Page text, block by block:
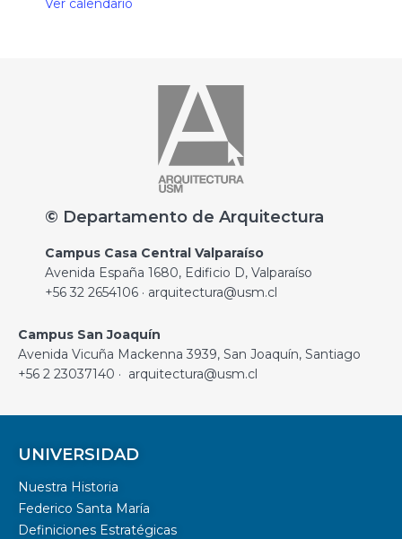
Ver calendario
© Departamento de Arquitectura
Campus Casa Central Valparaíso
Avenida España 1680, Edificio D, Valparaíso
+56 32 2654106 · arquitectura@usm.cl
Campus San Joaquín
Avenida Vicuña Mackenna 3939, San Joaquín, Santiago
+56 2 23037140 · arquitectura@usm.cl
UNIVERSIDAD
Nuestra Historia
Federico Santa María
Definiciones Estratégicas